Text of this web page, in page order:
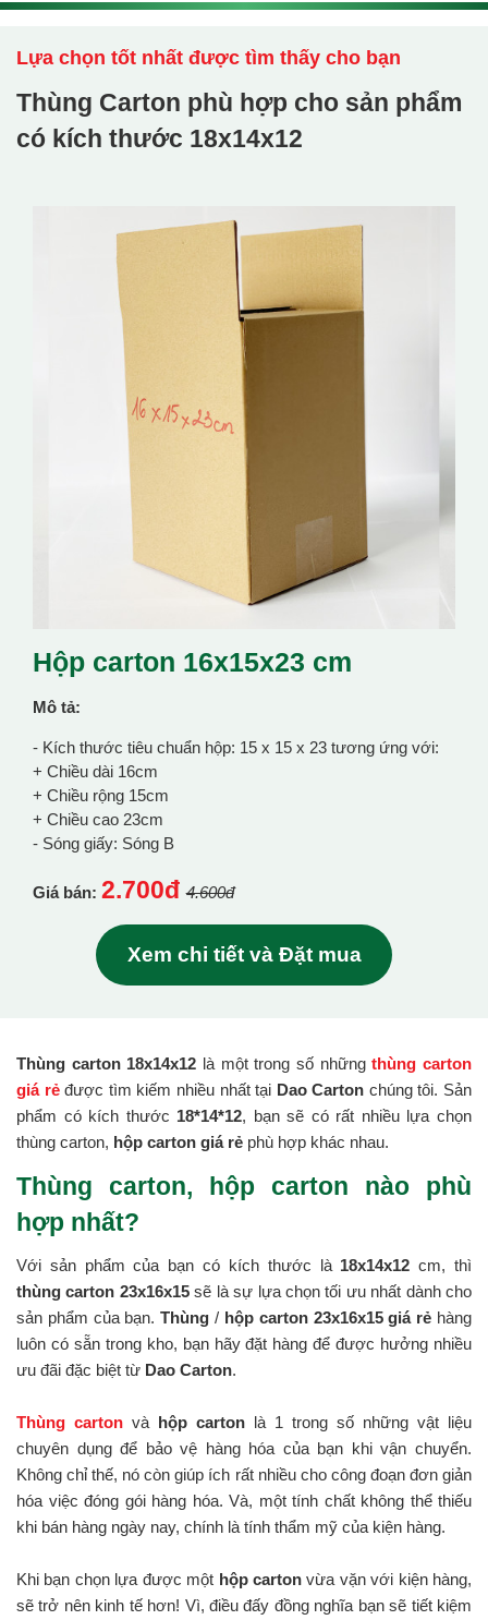
Lựa chọn tốt nhất được tìm thấy cho bạn
Thùng Carton phù hợp cho sản phẩm
có kích thước 18x14x12
Hộp carton 16x15x23 cm
Mô tả:
- Kích thước tiêu chuẩn hộp: 15 x 15 x 23 tương ứng với:
+ Chiều dài 16cm
+ Chiều rộng 15cm
+ Chiều cao 23cm
- Sóng giấy: Sóng B
Giá bán: 2.700đ 4.600đ
Xem chi tiết và Đặt mua
Thùng carton 18x14x12 là một trong số nhữngthùng carton
giá rẻđược tìm kiếm nhiều nhất tại Dao Carton chúng tôi. Sản
phẩm có kích thước 18*14*12, bạn sẽ có rất nhiều lựa chọn
thùng carton, hộp carton giá rẻ phù hợp khác nhau.
Thùng carton, hộp carton nào phù
hợp nhất?
Với sản phẩm của bạn có kích thước là 18x14x12cm, thì
thùng carton 23x16x15sẽ là sự lựa chọn tối ưu nhất dành cho
sản phẩm của bạn.Thùng/ hộp carton 23x16x15 giá rẻ hàng
luôn có sẵn trong kho, bạn hãy đặt hàng để được hưởng nhiều
ưu đãi đặc biệt từ Dao Carton.
Thùng carton và hộp carton là 1 trong số những vật liệu
chuyên dụng để bảo vệ hàng hóa của bạn khi vận chuyển.
Không chỉ thế, nó còn giúp ích rất nhiều cho công đoạn đơn giản
hóa việc đóng gói hàng hóa. Và, một tính chất không thể thiếu
khi bán hàng ngày nay, chính là tính thẩm mỹ của kiện hàng.
Khi bạn chọn lựa được một hộp cartonvừa vặn với kiện hàng,
sẽ trở nên kinh tế hơn! Vì, điều đấy đồng nghĩa bạn sẽ tiết kiệm